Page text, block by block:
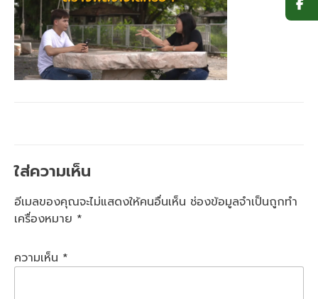
ใส่ความเห็น
อีเมลของคุณจะไม่แสดงให้คนอื่นเห็น ช่องข้อมูลจำเป็นถูกทำ
เครื่องหมาย *
ความเห็น *